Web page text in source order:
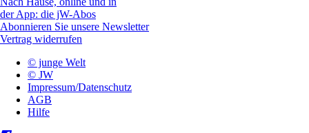
der App: die jW-Abos
Abonnieren Sie unsere Newsletter
Vertrag widerrufen
© junge Welt
© JW
Impressum/Datenschutz
AGB
Hilfe